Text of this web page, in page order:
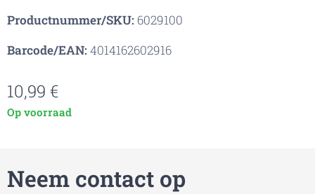
Productnummer/SKU: 6029100
Barcode/EAN:4014162602916
10,99 €
Op voorraad
Neem contact op